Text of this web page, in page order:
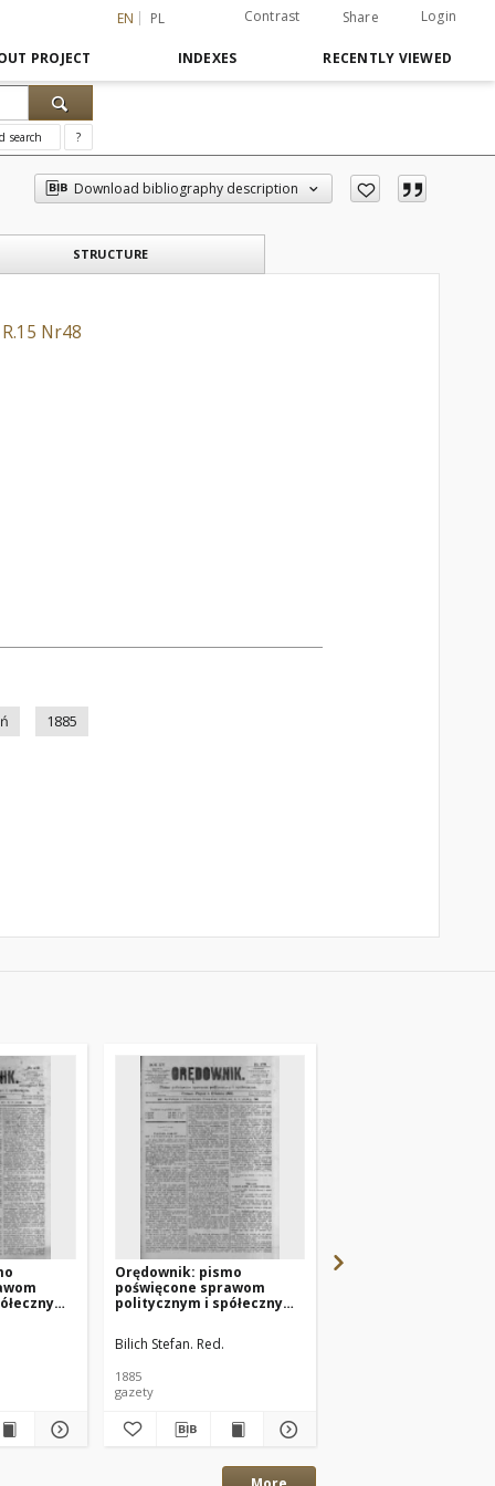
EN PL Contrast Share Login
PROJECT INDEXES RECENTLY VIEWED
search ?
Download bibliography description
STRUCTURE
Nr48
1885
Orędownik: pismo
poświęcone sprawom
politycznym i spółecznym
Bilich Stefan. Red.
1885
gazety